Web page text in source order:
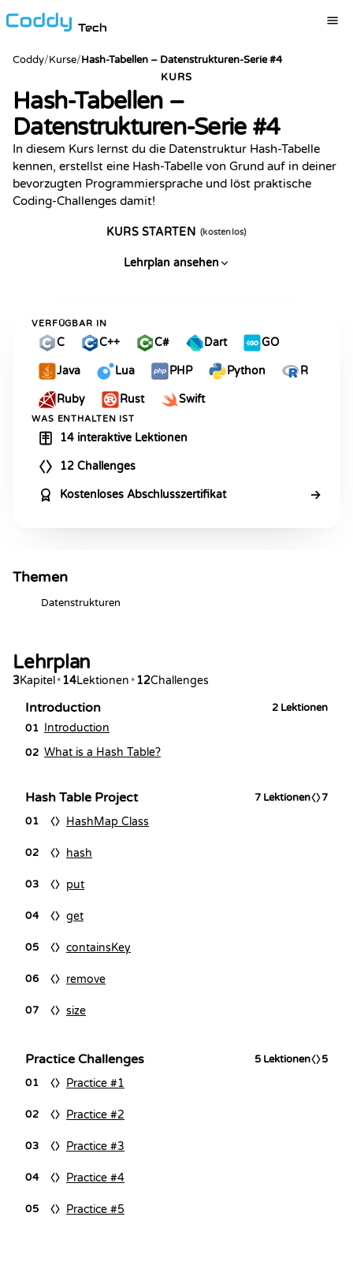
Tech
Coddy/Kurse/Hash-Tabellen – Datenstrukturen-Serie #4
KURS
Hash-Tabellen –
Datenstrukturen-Serie #4
In diesem Kurs lernst du die Datenstruktur Hash-Tabelle
kennen, erstellst eine Hash-Tabelle von Grund auf in deiner
bevorzugten Programmiersprache und löst praktische
Coding-Challenges damit!
KURS STARTEN (kostenlos)
Lehrplan ansehen
VERFÜGBAR IN
C C++ C# Dart GO
Java Lua PHP Python R
Ruby Rust Swift
WAS ENTHALTEN IST
14 interaktive Lektionen
12 Challenges
Kostenloses Abschlusszertifikat →
Themen
Datenstrukturen
Lehrplan
3Kapitel•14Lektionen •12Challenges
Introduction 2 Lektionen
01 Introduction
02 What is a Hash Table?
Hash Table Project 7 Lektionen
7
01
HashMap Class
02 hash
03 put
04 get
05 containsKey
06 remove
07 size
Practice Challenges 5 Lektionen
5
01
Practice #1
02 Practice #2
03 Practice #3
04 Practice #4
05 Practice #5